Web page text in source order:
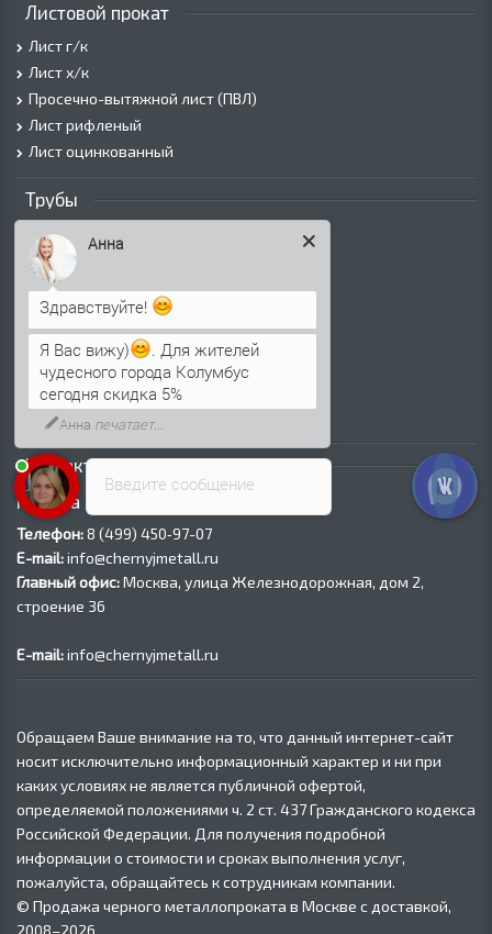
Листовой прокат
Лист г/к
Лист х/к
Просечно-вытяжной лист (ПВЛ)
Лист рифленый
Лист оцинкованный
Трубы
Трубы горячедеформированные
Труба холоднодеформированная
Трубы ВГП (Водогазопроводные)
Трубы ВГП оцинкованные
Трубы электросварные круглые
Трубы электросварные квадратные
Трубы электросварные прямоугольные
Трубы электросварные оцинкованные
Контакты
Москва
Телефон:8 (499) 450‑97-07
E-mail:info@chernyjmetall.ru
Главный офис:Москва, улица Железнодорожная, дом 2,
строение 36
E-mail:info@chernyjmetall.ru
Обращаем Ваше внимание на то, что данный интернет-сайт
носит исключительно информационный характер и ни при
каких условиях не является публичной офертой,
определяемой положениями ч. 2 ст. 437 Гражданского кодекса
Российской Федерации. Для получения подробной
информации о стоимости и сроках выполнения услуг,
пожалуйста, обращайтесь к сотрудникам компании.
© Продажа черного металлопроката в Москве с доставкой,
2008–2026.
Введите сообщение
Анна
Здравствуйте!
Я Вас вижу)
. Для жителей
чудесного города Колумбус
сегодня скидка 5%
Анна печатает...